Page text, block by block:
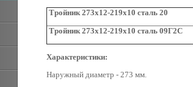
Тройник 273х12-219х10 сталь 20
Тройник 273х12-219х10 сталь 09Г2С
Характеристики:
Наружный диаметр - 273 мм.